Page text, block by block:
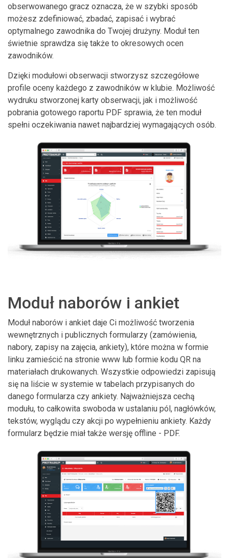
obserwowanego gracz oznacza, że w szybki sposób
możesz zdefiniować, zbadać, zapisać i wybrać
optymalnego zawodnika do Twojej drużyny. Moduł ten
świetnie sprawdza się także to okresowych ocen
zawodników.
Dzięki modułowi obserwacji stworzysz szczegółowe
profile oceny każdego z zawodników w klubie. Możliwość
wydruku stworzonej karty obserwacji, jak i możliwość
pobrania gotowego raportu PDF sprawia, że ten moduł
spełni oczekiwania nawet najbardziej wymagających osób.
Moduł naborów i ankiet
Moduł naborów i ankiet daje Ci możliwość tworzenia
wewnętrznych i publicznych formularzy (zamówienia,
nabory, zapisy na zajęcia, ankiety), które można w formie
linku zamieścić na stronie www lub formie kodu QR na
materiałach drukowanych. Wszystkie odpowiedzi zapisują
się na liście w systemie w tabelach przypisanych do
danego formularza czy ankiety. Najważniejsza cechą
modułu, to całkowita swoboda w ustalaniu pól, nagłówków,
tekstów, wyglądu czy akcji po wypełnieniu ankiety. Każdy
formularz będzie miał także wersję offline - PDF.